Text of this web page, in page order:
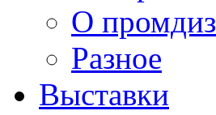
О
Разное
Выставки